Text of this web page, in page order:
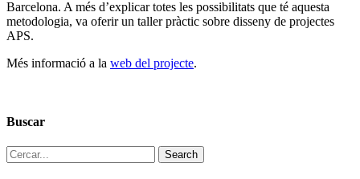
Barcelona. A més d’explicar totes les possibilitats que té aquesta
metodologia, va oferir un taller pràctic sobre disseny de projectes
APS.
Més informació a la web del projecte.
Buscar
Search